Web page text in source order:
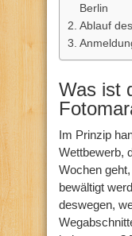
Berlin
Ablauf
Was ist
Im Prinzip
Wettbewerb,
Wochen
bewältigt
deswegen,